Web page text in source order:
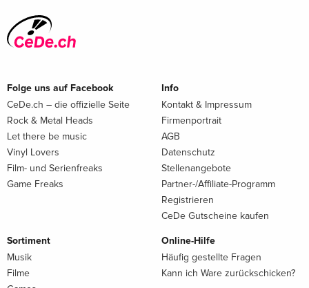
Folge uns auf Facebook
CeDe.ch – die offizielle Seite
Rock & Metal Heads
Let there be music
Vinyl Lovers
Film- und Serienfreaks
Game Freaks
Info
Kontakt & Impressum
Firmenportrait
AGB
Datenschutz
Stellenangebote
Partner-/Affiliate-Programm
Registrieren
CeDe Gutscheine kaufen
Sortiment
Musik
Filme
Online-Hilfe
Häufig gestellte Fragen
Kann ich Ware zurückschicken?